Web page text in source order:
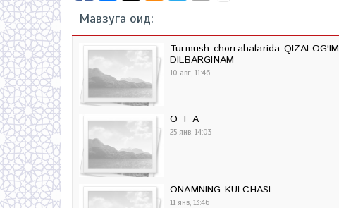
Мавзуга оид:
Turmush chorrahalarida QIZALOG'IM
DILBARGINAM
10 авг, 11:46
O T A
25 янв, 14:03
ONAMNING KULCHASI
11 янв, 13:46